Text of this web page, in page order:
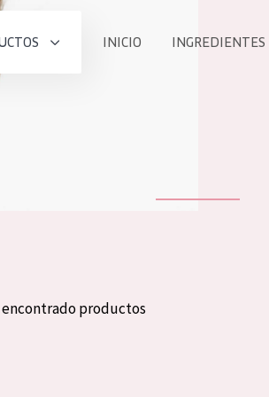
INICIO INGREDIENTES
encontrado productos